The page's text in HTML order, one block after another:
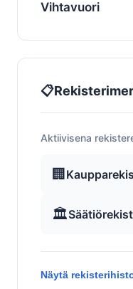
Vihtavuori
📋
Aktiivisena
🏢
🏛️
Näytä